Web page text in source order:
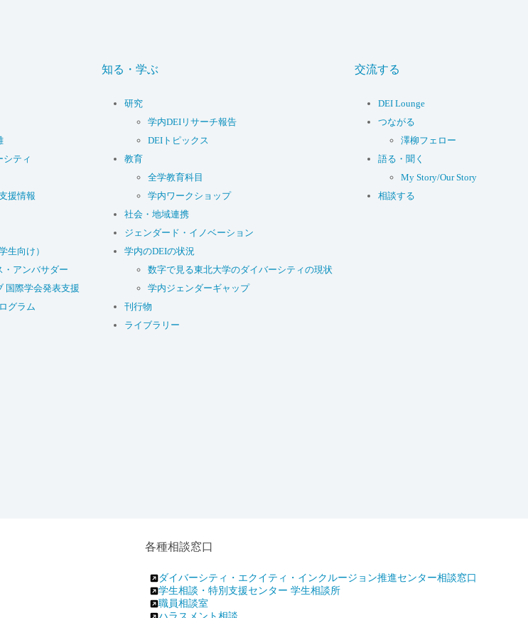
シティ
援情報
生向け）
・アンバサダー
国際学会発表支援
グラム
知る・学ぶ
研究
学内DEIリサーチ報告
DEIトピックス
教育
全学教育科目
学内ワークショップ
社会・地域連携
ジェンダード・イノベーション
学内のDEIの状況
数字で見る東北大学のダイバーシティの現状
学内ジェンダーギャップ
刊行物
ライブラリー
交流する
DEI Lounge
つながる
澤柳フェロー
語る・聞く
My Story/Our Story
相談する
各種相談窓口
ダイバーシティ・エクイティ・インクルージョン推進センター相談窓口
学生相談・特別支援センター 学生相談所
職員相談室